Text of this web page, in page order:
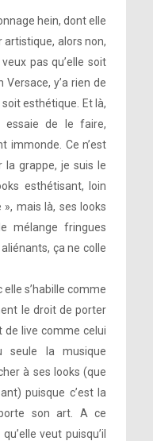
hein, dont elle
artistique, alors non,
pas qu’elle soit
Versace, y’a rien de
esthétique. Et là,
essaie de le faire,
immonde. Ce n’est
la grappe, je suis le
esthétisant, loin
mais là, ses looks
mélange fringues
ça ne colle
s’habille comme
le droit de porter
de live comme celui
seule la musique
à ses looks (que
puisque c’est la
son art. A ce
veut puisqu’il